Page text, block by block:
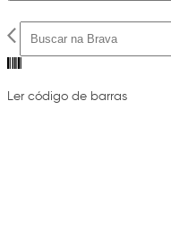
Ler código de barras